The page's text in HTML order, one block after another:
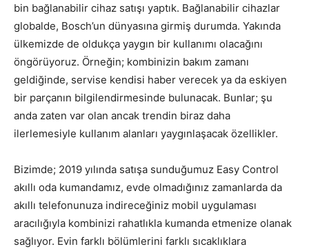
bin bağlanabilir cihaz satışı yaptık. Bağlanabilir cihazlar
globalde, Bosch’un dünyasına girmiş durumda. Yakında
ülkemizde de oldukça yaygın bir kullanımı olacağını
öngörüyoruz. Örneğin; kombinizin bakım zamanı
geldiğinde, servise kendisi haber verecek ya da eskiyen
bir parçanın bilgilendirmesinde bulunacak. Bunlar; şu
anda zaten var olan ancak trendin biraz daha
ilerlemesiyle kullanım alanları yaygınlaşacak özellikler.
Bizimde; 2019 yılında satışa sunduğumuz Easy Control
akıllı oda kumandamız, evde olmadığınız zamanlarda da
akıllı telefonunuza indireceğiniz mobil uygulaması
aracılığıyla kombinizi rahatlıkla kumanda etmenize olanak
sağlıyor. Evin farklı bölümlerini farklı sıcaklıklara